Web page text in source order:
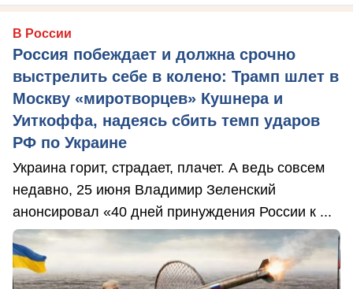
В России
Россия побеждает и должна срочно
выстрелить себе в колено: Трамп шлет в
Москву «миротворцев» Кушнера и
Уиткоффа, надеясь сбить темп ударов
РФ по Украине
Украина горит, страдает, плачет. А ведь совсем
недавно, 25 июня Владимир Зеленский
анонсировал «40 дней принуждения России к ...